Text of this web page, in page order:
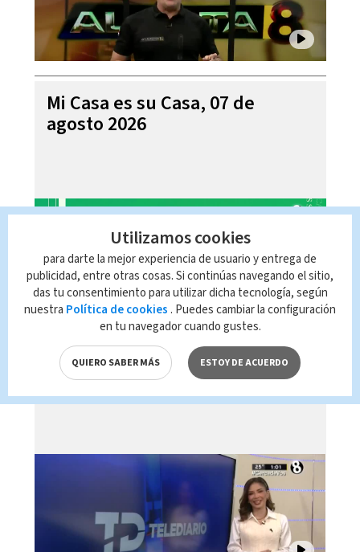
Mi Casa es su Casa, 07 de
agosto 2026
Telediario En Directo con Paula
Brenes, 07 de agosto 2026
Utilizamos cookies
para darte la mejor experiencia de usuario y entrega de
publicidad, entre otras cosas. Si continúas navegando el sitio,
das tu consentimiento para utilizar dicha tecnología, según
nuestra Política de cookies . Puedes cambiar la configuración
en tu navegador cuando gustes.
QUIERO SABER MÁS ESTOY DE ACUERDO